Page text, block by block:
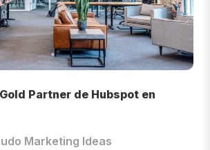
Partner de Hubspot en
Marketing Ideas